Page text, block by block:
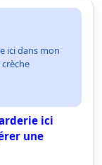
ici dans mon
ici
une